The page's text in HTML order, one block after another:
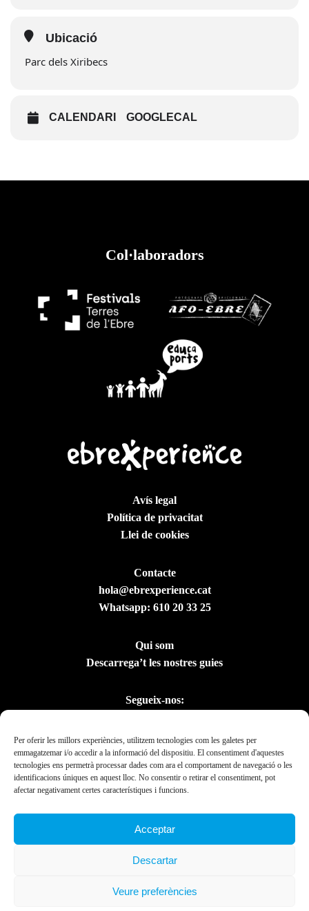
Per oferir les millors experiències, utilitzem tecnologies com les galetes per
emmagatzemar i/o accedir a la informació del dispositiu. El consentiment d'aquestes
tecnologies ens permetrà processar dades com ara el comportament de navegació o les
identificacions úniques en aquest lloc. No consentir o retirar el consentiment, pot
afectar negativament certes característiques i funcions.
Acceptar
Descartar
Veure preferències
Ubicació
Parc dels Xiribecs
CALENDARI GOOGLECAL
Col·laboradors
Avís legal
Política de privacitat
Llei de cookies
Contacte
hola@ebrexperience.cat
Whatsapp: 610 20 33 25
Qui som
Descarrega’t les nostres guies
Segueix-nos:
Presidència